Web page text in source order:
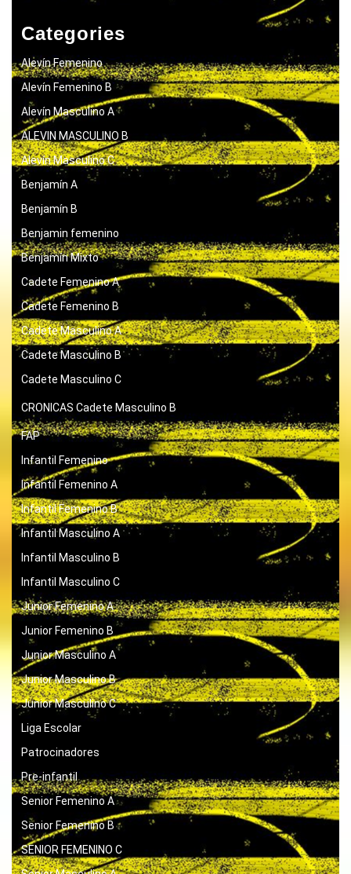
Categories
Alevín Femenino
Alevín Femenino B
Alevín Masculino A
ALEVIN MASCULINO B
Alevín Masculino C
Benjamín A
Benjamín B
Benjamin femenino
Benjamín Mixto
Cadete Femenino A
Cadete Femenino B
Cadete Masculino A
Cadete Masculino B
Cadete Masculino C
CRONICAS Cadete Masculino B
FAP
Infantil Femenino
Infantil Femenino A
Infantil Femenino B
Infantil Masculino A
Infantil Masculino B
Infantil Masculino C
Junior Femenino A
Junior Femenino B
Junior Masculino A
Junior Masculino B
Junior Masculino C
Liga Escolar
Patrocinadores
Pre-infantil
Senior Femenino A
Senior Femenino B
SENIOR FEMENINO C